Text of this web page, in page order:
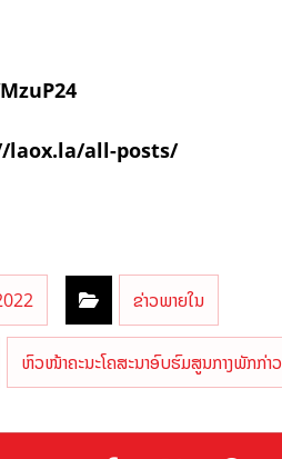
laox.la/all-posts/
ຂ່າວພາຍໃນ
ຫົວໜ້າຄະນະໂຄສະນາອົບຮົມສູນກາງພັກກ່າວ